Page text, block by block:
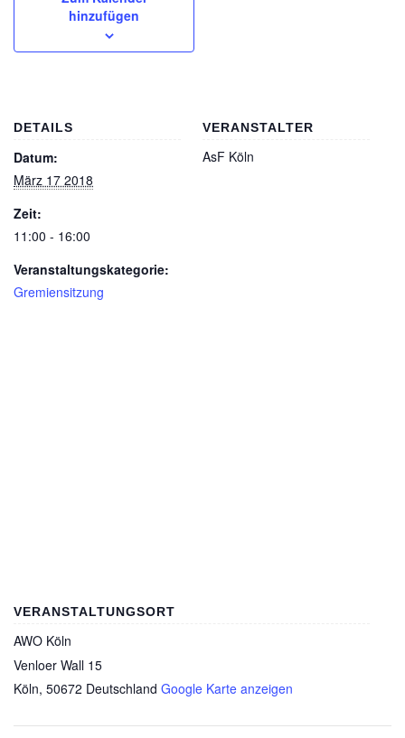
hinzufügen
DETAILS
Datum:
März 17 2018
Zeit:
11:00 - 16:00
Veranstaltungskategorie:
Gremiensitzung
VERANSTALTER
AsF Köln
VERANSTALTUNGSORT
AWO Köln
Venloer Wall 15
Köln, 50672 Deutschland Google Karte anzeigen